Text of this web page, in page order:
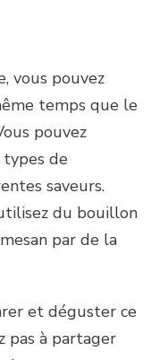
vous pouvez
temps que le
pouvez
de
saveurs.
du bouillon
par de la
et déguster ce
pas à partager